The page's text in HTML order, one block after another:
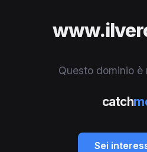
Questo dominio è
catch
Sei